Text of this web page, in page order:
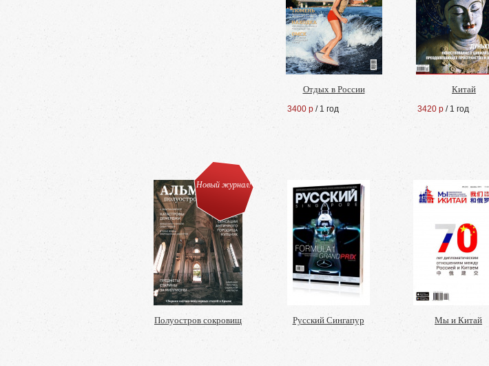
Отдых в России
3400 р / 1 год
Китай
3420 р / 1 год
Новый журнал!
Полуостров сокровищ Русский Сингапур Мы и Китай